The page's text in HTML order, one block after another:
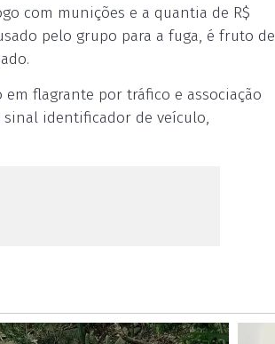
com munições e a quantia de R$
pelo grupo para a fuga, é fruto de
flagrante por tráfico e associação
identificador de veículo,